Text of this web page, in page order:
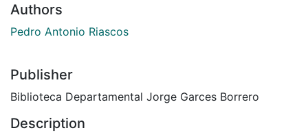
Authors
Pedro Antonio Riascos
Publisher
Biblioteca Departamental Jorge Garces Borrero
Description